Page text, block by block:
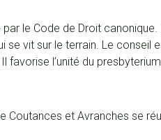
le Code de Droit
vit sur le terrain. Le conseil
l’unité du
Coutances et Avranches se